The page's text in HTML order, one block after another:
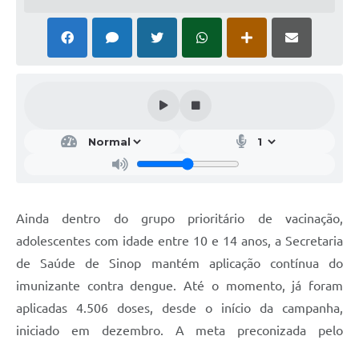
Ainda dentro do grupo prioritário de vacinação,
adolescentes com idade entre 10 e 14 anos, a Secretaria
de Saúde de Sinop mantém aplicação contínua do
imunizante contra dengue. Até o momento, já foram
aplicadas 4.506 doses, desde o início da campanha,
iniciado em dezembro. A meta preconizada pelo